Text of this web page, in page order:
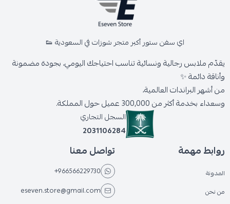
اي سفن ستور أكبر متجر شوزات في السعودية 👟
يقدّم ملابس رجالية ونسائية تناسب احتياجك اليومي، بجودة مضمونة
وأناقة دائمة ✨
من أشهر البراندات العالمية،
وسعداء بخدمة أكثر من 300,000 عميل حول المملكة.
السجل التجاري
2031106284
روابط مهمة
المدونة
من نحن
تواصل معنا
+966566229730
eseven.store@gmail.com